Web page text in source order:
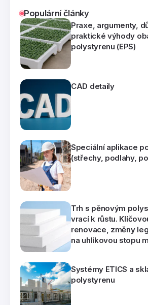
Populární články
Praxe, argumenty,
praktické výhody
polystyrenu (EPS)
CAD detaily
Speciální aplikace
(střechy, podlahy,
Trh s pěnovým
vrací k růstu.
renovace, změny
na uhlíkovou stopu
Systémy ETICS a
polystyrenu